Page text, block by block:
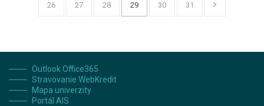
26 27 28 29 30 31
Outlook Office365
Stravovanie WebKredit
Mapa univerzity
Portál AIS